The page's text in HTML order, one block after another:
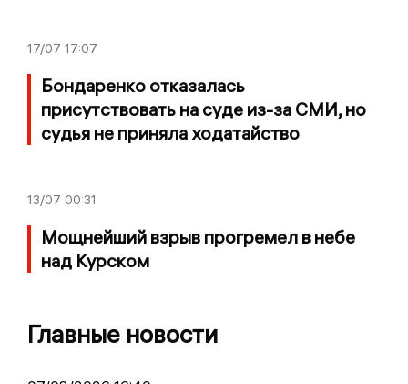
17/07 17:07
Бондаренко отказалась
присутствовать на суде из-за СМИ, но
судья не приняла ходатайство
13/07 00:31
Мощнейший взрыв прогремел в небе
над Курском
Главные новости